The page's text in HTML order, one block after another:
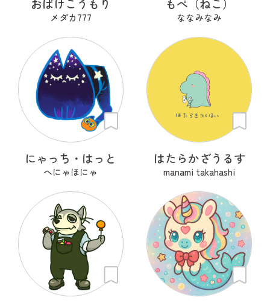
おばけこうもり
メダカ777
もぺ（ねこ）
ななみなみ
にゃっち・はっと
へにゃほにゃ
はたらかざうるす
manami takahashi